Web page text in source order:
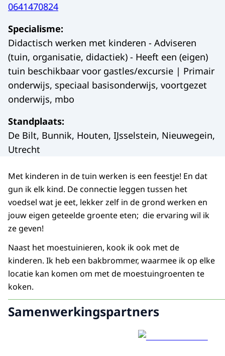
0641470824
Specialisme:
Didactisch werken met kinderen - Adviseren
(tuin, organisatie, didactiek) - Heeft een (eigen)
tuin beschikbaar voor gastles/excursie | Primair
onderwijs, speciaal basisonderwijs, voortgezet
onderwijs, mbo
Standplaats:
De Bilt, Bunnik, Houten, IJsselstein, Nieuwegein,
Utrecht
Met kinderen in de tuin werken is een feestje! En dat
gun ik elk kind. De connectie leggen tussen het
voedsel wat je eet, lekker zelf in de grond werken en
jouw eigen geteelde groente eten; die ervaring wil ik
ze geven!
Naast het moestuinieren, kook ik ook met de
kinderen. Ik heb een bakbrommer, waarmee ik op elke
locatie kan komen om met de moestuingroenten te
koken.
Samenwerkingspartners